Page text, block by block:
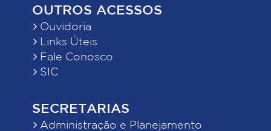
OUTROS ACESSOS
Ouvidoria
Links Úteis
Fale Conosco
SIC
SECRETARIAS
Administração e Planejamento